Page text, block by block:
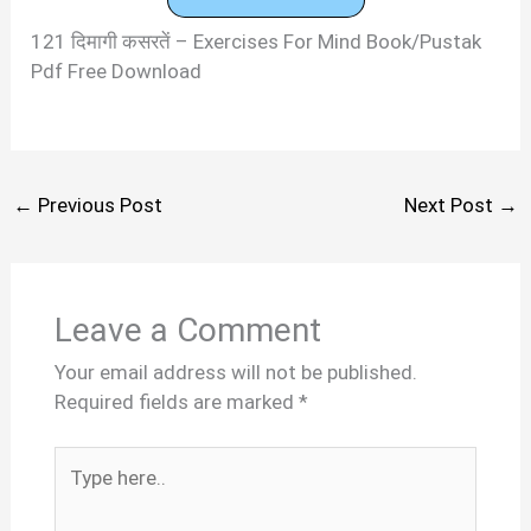
121 दिमागी कसरतें – Exercises For Mind Book/Pustak
Pdf Free Download
← Previous Post Next Post →
Leave a Comment
Your email address will not be published.
Required fields are marked *
here..